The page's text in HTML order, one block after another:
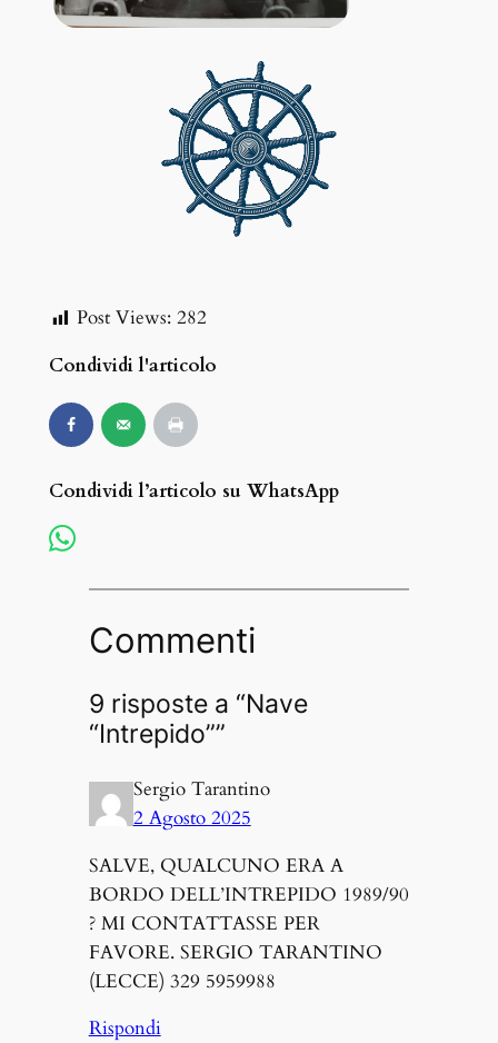
Post Views: 282
Condividi l'articolo
Condividi l’articolo su WhatsApp
Commenti
9 risposte a “Nave
“Intrepido””
Sergio Tarantino
2 Agosto 2025
SALVE, QUALCUNO ERA A
BORDO DELL’INTREPIDO 1989/90
? MI CONTATTASSE PER
FAVORE. SERGIO TARANTINO
(LECCE) 329 5959988
Rispondi